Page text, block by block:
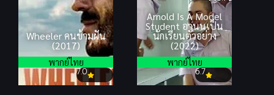
Wheeler คนข้ามฝัน
(2017)
7.0
พากย์ไทย
Arnold Is A Model
Student อานนเป็น
นักเรียนตัวอย่าง
(2022)
6.7
พากย์ไทย